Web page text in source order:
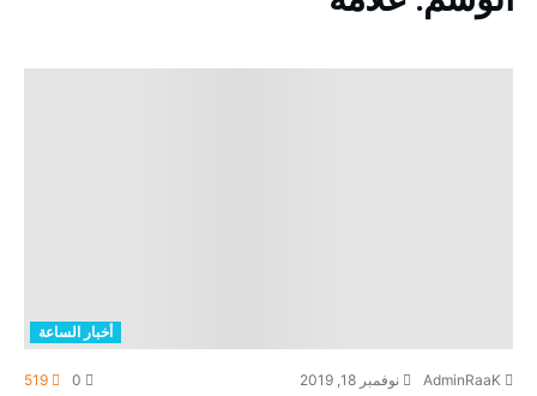
أخبار الساعة
نوفمبر 18, 2019 519